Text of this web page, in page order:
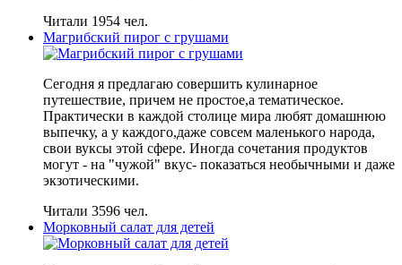
Читали 1954 чел.
Магрибский пирог с грушами
Сегодня я предлагаю совершить кулинарное
путешествие, причем не простое,а тематическое.
Практически в каждой столице мира любят домашнюю
выпечку, а у каждого,даже совсем маленького народа,
свои вуксы этой сфере. Иногда сочетания продуктов
могут - на "чужой" вкус- показаться необычными и даже
экзотическими.
Читали 3596 чел.
Морковный салат для детей